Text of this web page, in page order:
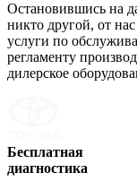
Остановившись на
никто другой, от
услуги по
регламенту
дилерское
Бесплатная
диагностика